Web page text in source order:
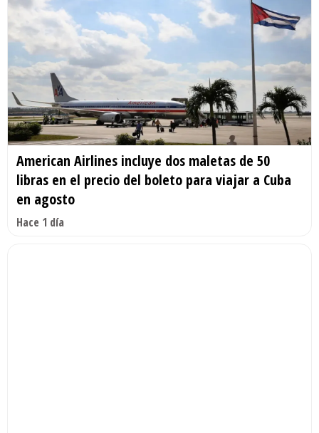
American Airlines incluye dos maletas de 50
libras en el precio del boleto para viajar a Cuba
en agosto
Hace 1 día